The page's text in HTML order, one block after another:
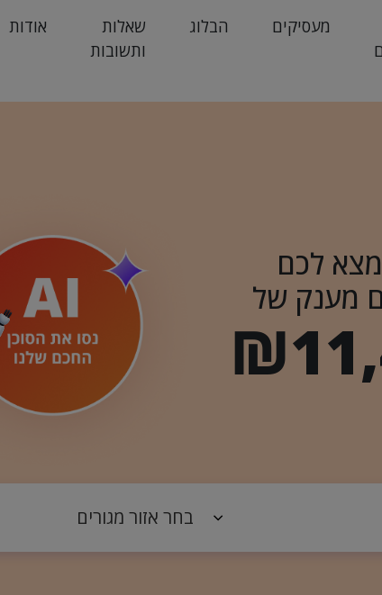
מעסיקים הבלוג
שאלות
ותשובות
אודות
לכם
מענק של